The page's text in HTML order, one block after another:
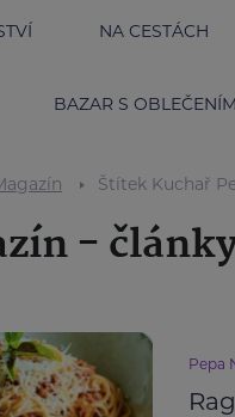
NA CESTÁCH
BAZAR S OBLEČENÍM
Štítek Kuchař
-
Pepa